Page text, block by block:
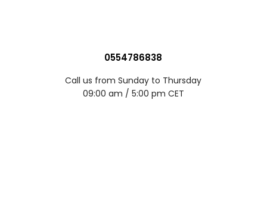
0554786838
Call us from Sunday to Thursday
09:00 am / 5:00 pm CET